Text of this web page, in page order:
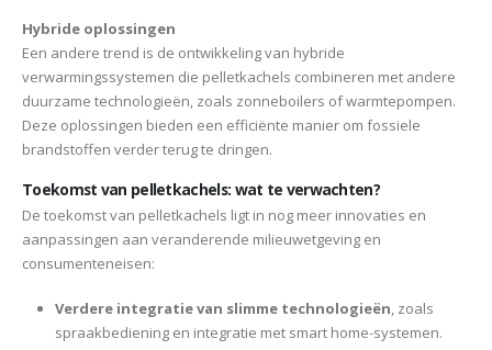
Hybride oplossingen
Een andere trend is de ontwikkeling van hybride
verwarmingssystemen die pelletkachels combineren met andere
duurzame technologieën, zoals zonneboilers of warmtepompen.
Deze oplossingen bieden een efficiënte manier om fossiele
brandstoffen verder terug te dringen.
Toekomst van pelletkachels: wat te verwachten?
De toekomst van pelletkachels ligt in nog meer innovaties en
aanpassingen aan veranderende milieuwetgeving en
consumenteneisen:
Verdere integratie van slimme technologieën, zoals
spraakbediening en integratie met smart home-systemen.